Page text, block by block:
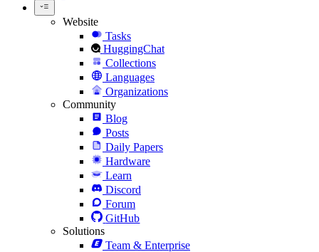
Website
Tasks
HuggingChat
Collections
Languages
Organizations
Community
Blog
Posts
Daily Papers
Hardware
Learn
Discord
Forum
GitHub
Solutions
Team & Enterprise